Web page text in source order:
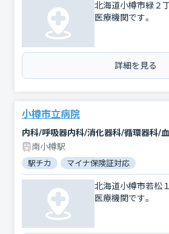
北海道小樽市緑２
医療機関です。
詳細を見る
小樽市立病院
南小樽駅
駅チカ マイナ保険証対応
北海道小樽市若松
医療機関です。